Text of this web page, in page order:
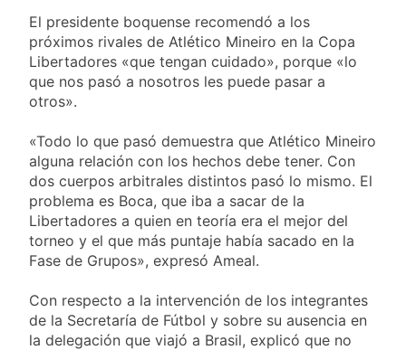
El presidente boquense recomendó a los
próximos rivales de Atlético Mineiro en la Copa
Libertadores «que tengan cuidado», porque «lo
que nos pasó a nosotros les puede pasar a
otros».
«Todo lo que pasó demuestra que Atlético Mineiro
alguna relación con los hechos debe tener. Con
dos cuerpos arbitrales distintos pasó lo mismo. El
problema es Boca, que iba a sacar de la
Libertadores a quien en teoría era el mejor del
torneo y el que más puntaje había sacado en la
Fase de Grupos», expresó Ameal.
Con respecto a la intervención de los integrantes
de la Secretaría de Fútbol y sobre su ausencia en
la delegación que viajó a Brasil, explicó que no